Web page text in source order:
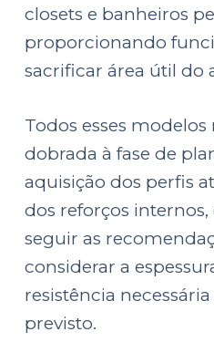
closets e banheiros
proporcionando
sacrificar área útil do
Todos esses
dobrada à fase de
aquisição dos perfis
dos reforços
seguir as
considerar a
resistência
previsto.